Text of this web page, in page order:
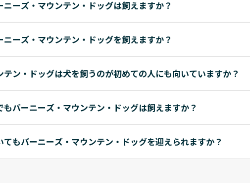
ーズ・マウンテン・ドッグは飼えますか？
ーズ・マウンテン・ドッグを飼えますか？
ン・ドッグは犬を飼うのが初めての人にも向いていますか？
バーニーズ・マウンテン・ドッグは飼えますか？
もバーニーズ・マウンテン・ドッグを迎えられますか？